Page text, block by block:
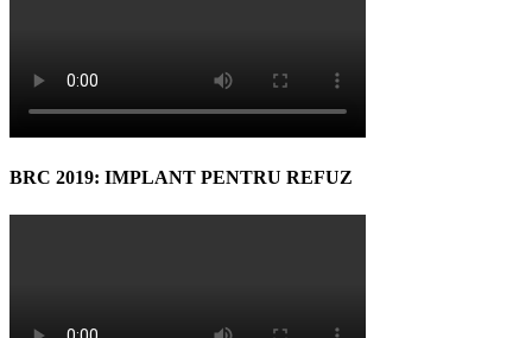
BRC 2019: IMPLANT PENTRU REFUZ